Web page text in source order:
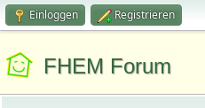
Einloggen Registrieren
FHEM Forum